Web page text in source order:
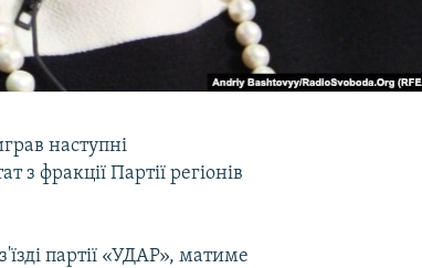
наступні
фракції Партії регіонів
партії «УДАР», матиме